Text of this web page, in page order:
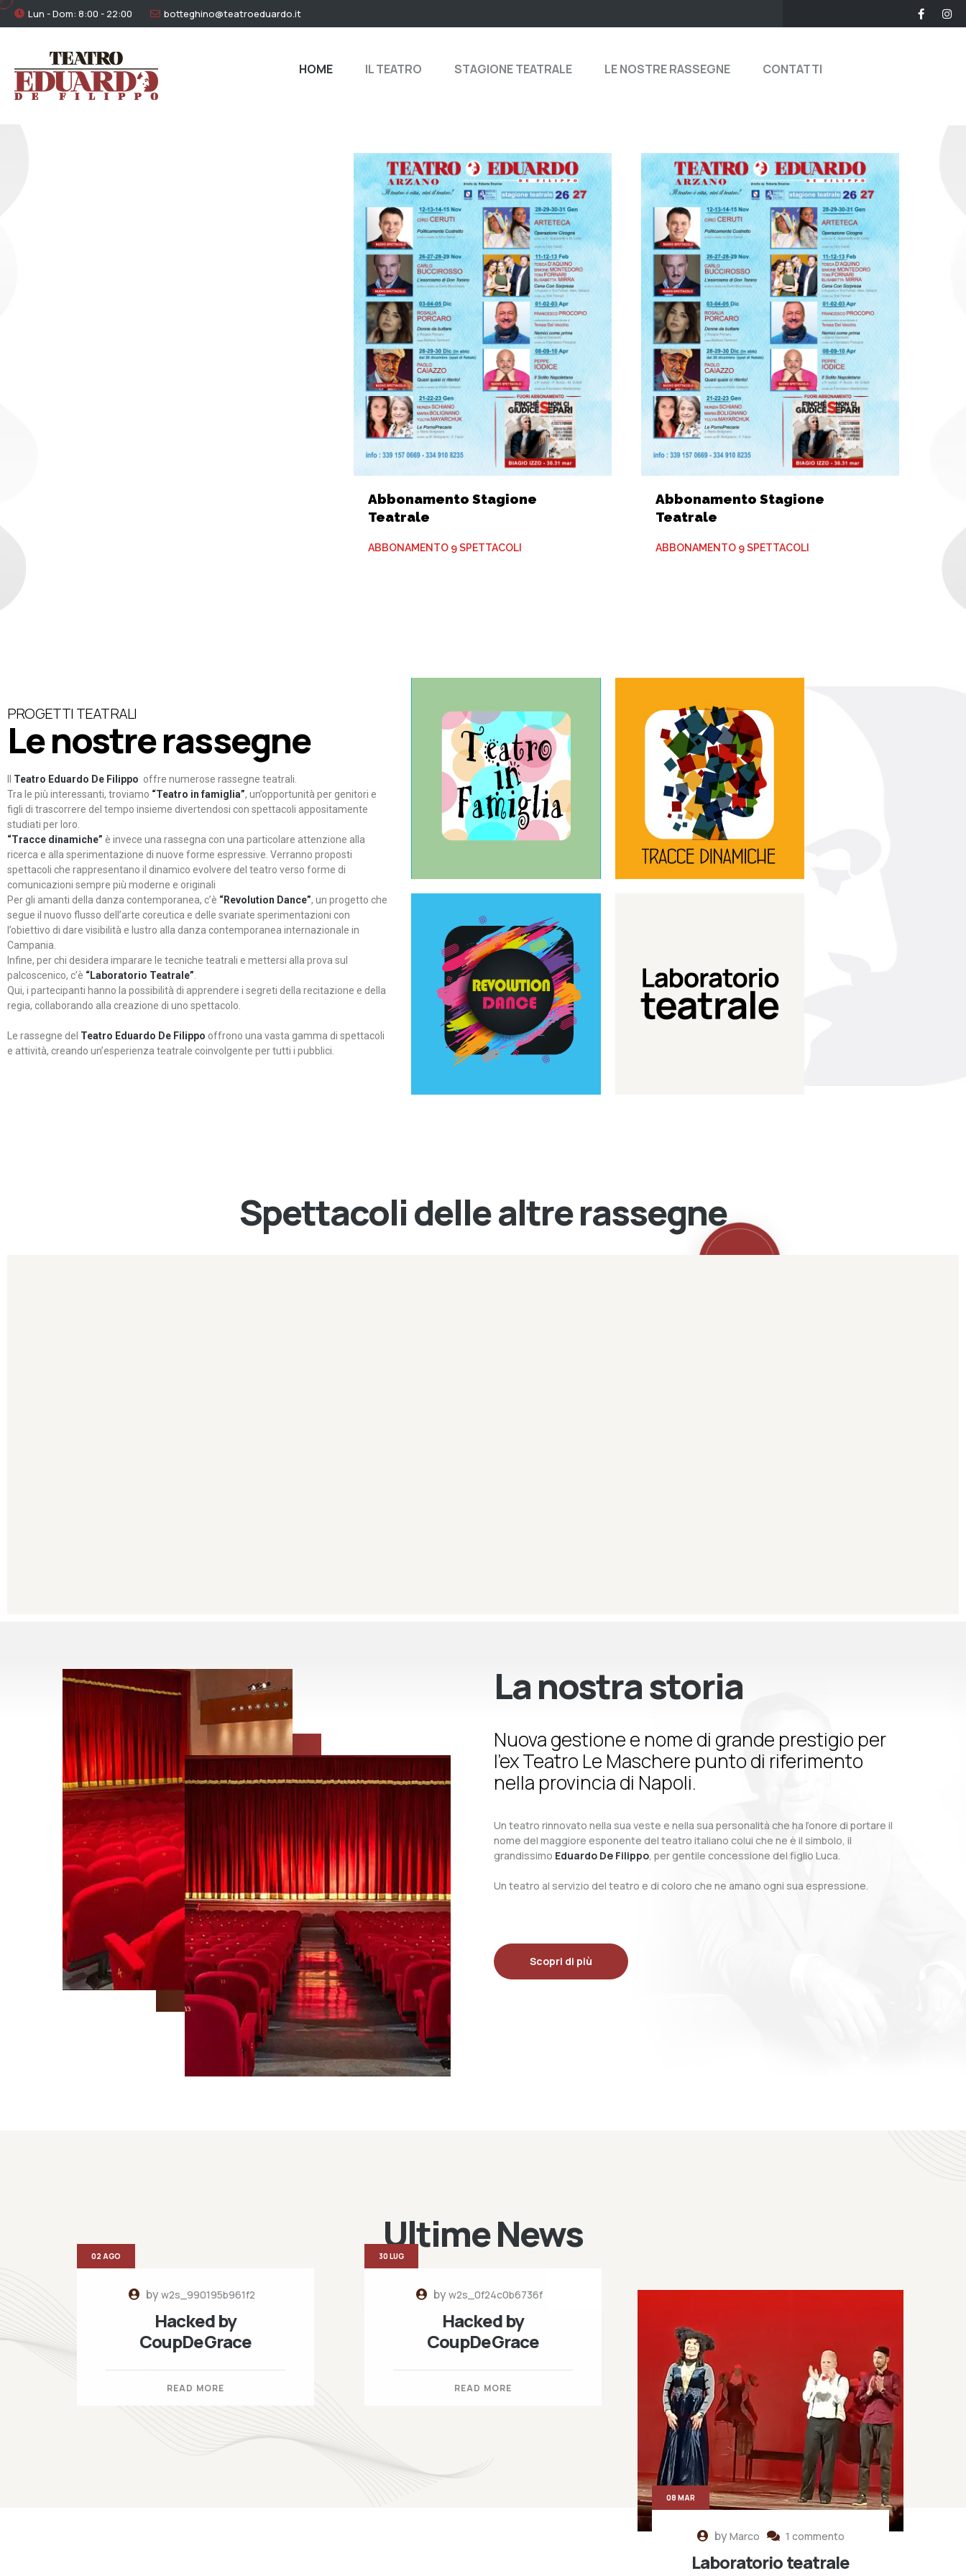
Lun - Dom: 8:00 - 22:00 botteghino@teatroeduardo.it
HOME IL TEATRO STAGIONE TEATRALE LE NOSTRE RASSEGNE CONTATTI
Abbonamento Stagione
Teatrale
ABBONAMENTO 9 SPETTACOLI
Abbonamento Stagione
Teatrale
ABBONAMENTO 9 SPETTACOLI
PROGETTI TEATRALI
Le nostre rassegne
Teatro Eduardo De Filippo offre numerose rassegne teatrali.
Tra le più interessanti, troviamo “Teatro in famiglia”, un’opportunità per genitori e
figli di trascorrere del tempo insieme divertendosi con spettacoli appositamente
studiati per loro.
“Tracce dinamiche” è invece una rassegna con una particolare attenzione alla
ricerca e alla sperimentazione di nuove forme espressive. Verranno proposti
spettacoli che rappresentano il dinamico evolvere del teatro verso forme di
comunicazioni sempre più moderne e originali
Per gli amanti della danza contemporanea, c’è “Revolution Dance”, un progetto che
segue il nuovo flusso dell’arte coreutica e delle svariate sperimentazioni con
l’obiettivo di dare visibilità e lustro alla danza contemporanea internazionale in
Campania.
Infine, per chi desidera imparare le tecniche teatrali e mettersi alla prova sul
palcoscenico, c’è “Laboratorio Teatrale”
Qui, i partecipanti hanno la possibilità di apprendere i segreti della recitazione e della
regia, collaborando alla creazione di uno spettacolo.
Le rassegne del Teatro Eduardo De Filippo offrono una vasta gamma di spettacoli
e attività, creando un’esperienza teatrale coinvolgente per tutti i pubblici.
Teatro in famiglia
Teatro In Famiglia è una
rassegna di teatro concepita
per far condividere e godere
del teatro all’intera famiglia.
Continua
Tracce dinamiche
Tracce Dinamiche è una
rassegna di teatro
d’innovazione e sperimentale.
Continua
Revolution Dance
Rassegna di danza
contemporanea – I Edizione
Continua
Laboratorio di teatro del
Teatro Eduardo de Filippo
Spettacoli delle altre rassegne
La nostra storia
Nuova gestione e nome di grande prestigio per
l’ex Teatro Le Maschere punto di riferimento
nella provincia di Napoli.
Un teatro rinnovato nella sua veste e nella sua personalità che ha l’onore di portare il
nome del maggiore esponente del teatro italiano colui che ne è il simbolo, il
grandissimo Eduardo De Filippo, per gentile concessione del figlio Luca.
Un teatro al servizio del teatro e di coloro che ne amano ogni sua espressione.
Scopri di più
Ultime News
byw2s_990195b961f2
Hacked by
CoupDeGrace
READ MORE
02 AGO
byw2s_0f24c0b6736f
Hacked by
CoupDeGrace
READ MORE
30 LUG
byMarco 1 commento
Laboratorio teatrale
08 MAR